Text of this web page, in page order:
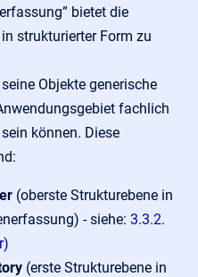
bietet die
strukturierter Form zu
Objekte generische
fachlich
können. Diese
(oberste Strukturebene in
- siehe: 3.3.2.
(erste Strukturebene in